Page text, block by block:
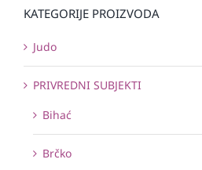
KATEGORIJE PROIZVODA
Judo
PRIVREDNI SUBJEKTI
Bihać
Brčko